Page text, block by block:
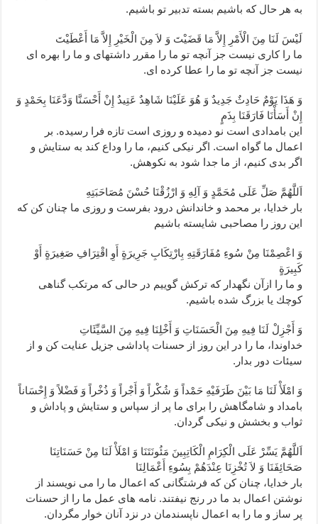
به هر حال كه باشيم بسته تدبير تو باشيم.
لَيْسَ لَنَا مِنَ الْأَمْرِ إِلاَّ مَا قَضَيْتَ وَ لاَ مِنَ الْخَيْرِ إِلاَّ مَا أَعْطَيْتَ‏
ما را كارى نيست جز آنچه تو ما را مقرر داشته‏اى و ما را بهره‏ اى
نيست جز آنچه تو ما را عطا كرده ‏اى.
وَ هَذَا يَوْمٌ حَادِثٌ جَدِيدٌ وَ هُوَ عَلَيْنَا شَاهِدٌ عَتِيدٌ إِنْ أَحْسَنَّا وَدَّعَنَا بِحَمْدٍ وَ
إِنْ أَسَأْنَا فَارَقَنَا بِذَمٍ‏
اين بامدادى است نو دميده و روزى است تازه فرا رسيده. بر
اعمال ما گواه است. اگر نيكى كنيم، ما را وداع كند به ستايش و
اگر بدى كنيم، از ما جدا شود به نكوهش.
اَللَّهُمَّ صَلِّ عَلَى مُحَمَّدٍ وَ آلِهِ وَ ارْزُقْنَا حُسْنَ مُصَاحَبَتِهِ‏
بار خدايا، بر محمد و خاندانش درود بفرست و روزى ما چنان كن كه
اين روز را مصاحبى شايسته باشيم‏
وَ اعْصِمْنَا مِنْ سُوءِ مُفَارَقَتِهِ بِارْتِكَابِ جَرِيرَةٍ أَوِ اقْتِرَافِ صَغِيرَةٍ أَوْ
كَبِيرَةٍ
و ما را ازآن نگه‏دار كه تركش گوييم در حالى كه مرتكب گناهى
كوچك يا بزرگ شده باشيم.
وَ أَجْزِلْ لَنَا فِيهِ مِنَ الْحَسَنَاتِ وَ أَخْلِنَا فِيهِ مِنَ السَّيِّئَاتِ‏
خداوندا، ما را در اين روز از حسنات پاداشى جزيل عنايت كن و از
سيئات دور بدار.
وَ امْلَأْ لَنَا مَا بَيْنَ طَرَفَيْهِ حَمْداً وَ شُكْراً وَ أَجْراً وَ ذُخْراً وَ فَضْلاً وَ إِحْسَاناً
بامداد و شامگاهش را براى ما پر از سپاس و ستايش و پاداش و
ثواب و بخشش و نيكى گردان.
اَللَّهُمَّ يَسِّرْ عَلَى الْكِرَامِ الْكَاتِبِينَ مَئُونَتَنَا وَ امْلَأْ لَنَا مِنْ حَسَنَاتِنَا
صَحَائِفَنَا وَ لاَ تُخْزِنَا عِنْدَهُمْ بِسُوءِ أَعْمَالِنَا
بار خدايا، چنان كن كه فرشتگانى كه اعمال ما را مى ‏نويسند از
نوشتن اعمال بد ما در رنج نيفتند. نامه ‏هاى عمل ما را از حسنات
پر ساز و ما را به اعمال ناپسندمان در نزد آنان خوار مگردان.